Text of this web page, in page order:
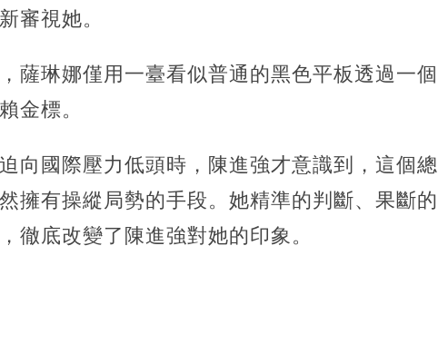
審視她。
薩琳娜僅用一臺看似普通的黑色平板透過一個
金標。
向國際壓力低頭時，陳進強才意識到，這個總
擁有操縱局勢的手段。她精準的判斷、果斷的
徹底改變了陳進強對她的印象。